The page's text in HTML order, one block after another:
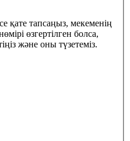
қате тапсаңыз, мекеменің
өзгертілген болса,
және оны түзетеміз.